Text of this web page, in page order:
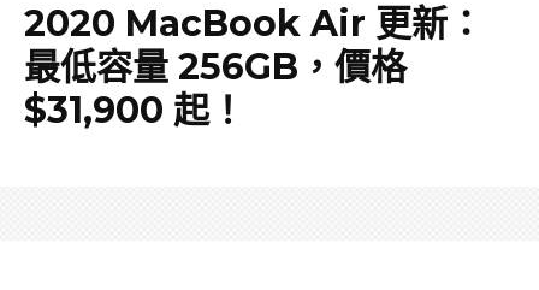
2020 MacBook Air 更新：
最低容量 256GB，價格
$31,900 起！